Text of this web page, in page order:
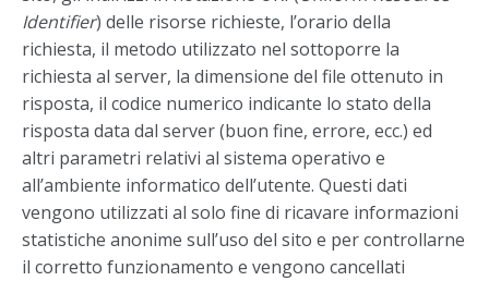
Identifier) delle risorse richieste, l’orario della
richiesta, il metodo utilizzato nel sottoporre la
richiesta al server, la dimensione del file ottenuto in
risposta, il codice numerico indicante lo stato della
risposta data dal server (buon fine, errore, ecc.) ed
altri parametri relativi al sistema operativo e
all’ambiente informatico dell’utente. Questi dati
vengono utilizzati al solo fine di ricavare informazioni
statistiche anonime sull’uso del sito e per controllarne
il corretto funzionamento e vengono cancellati